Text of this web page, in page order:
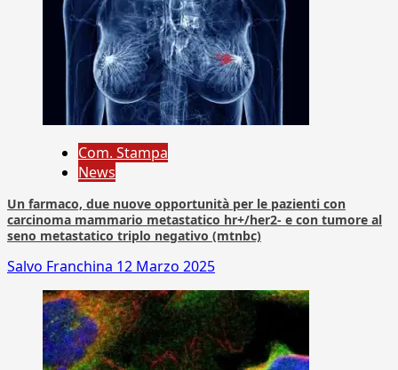
Com. Stampa
News
Un farmaco, due nuove opportunità per le pazienti con
carcinoma mammario metastatico hr+/her2- e con tumore al
seno metastatico triplo negativo (mtnbc)
Salvo Franchina 12 Marzo 2025